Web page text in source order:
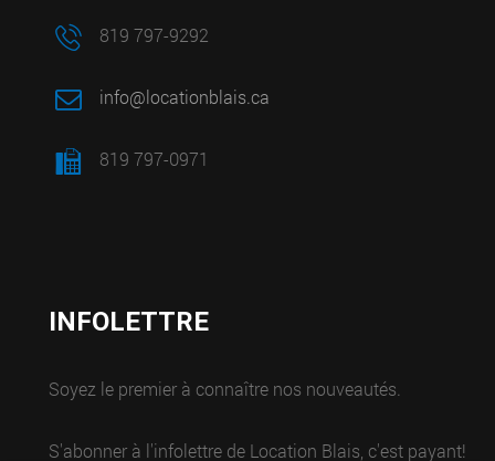
819 797-9292
info@locationblais.ca
819 797-0971
INFOLETTRE
Soyez le premier à connaître nos nouveautés.
S'abonner à l'infolettre de Location Blais, c'est payant!